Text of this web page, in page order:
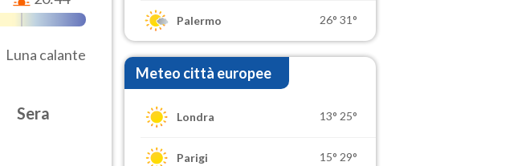
Luna calante
Sera
Palermo 26° 31°
Meteo città europee
Londra 13° 25°
Parigi 15° 29°